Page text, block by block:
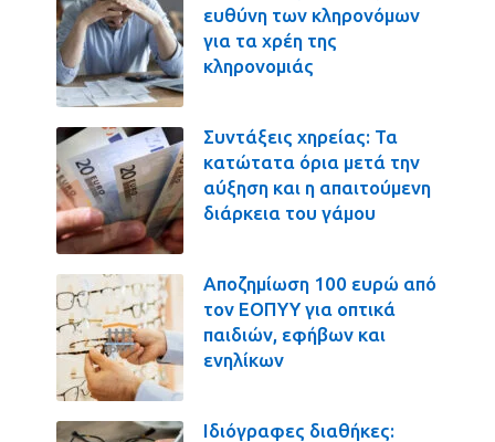
ευθύνη των κληρονόμων
για τα χρέη της
κληρονομιάς
Συντάξεις χηρείας: Τα
κατώτατα όρια μετά την
αύξηση και η απαιτούμενη
διάρκεια του γάμου
Αποζημίωση 100 ευρώ από
τον ΕΟΠΥΥ για οπτικά
παιδιών, εφήβων και
ενηλίκων
Ιδιόγραφες διαθήκες: